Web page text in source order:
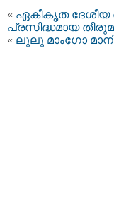
« ഏകീകൃത ദേശീയ
പ്രസിദ്ധമായ
« ലുലു മാംഗോ